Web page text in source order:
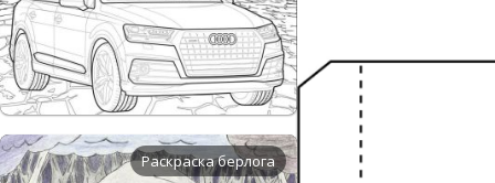
Раскраска берлога